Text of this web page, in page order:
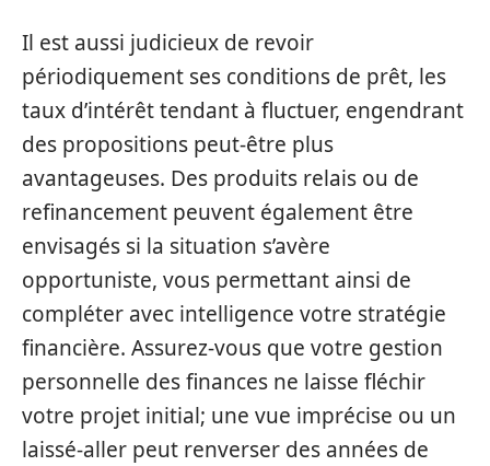
Il est aussi judicieux de revoir
périodiquement ses conditions de prêt, les
taux d’intérêt tendant à fluctuer, engendrant
des propositions peut-être plus
avantageuses. Des produits relais ou de
refinancement peuvent également être
envisagés si la situation s’avère
opportuniste, vous permettant ainsi de
compléter avec intelligence votre stratégie
financière. Assurez-vous que votre gestion
personnelle des finances ne laisse fléchir
votre projet initial; une vue imprécise ou un
laissé-aller peut renverser des années de